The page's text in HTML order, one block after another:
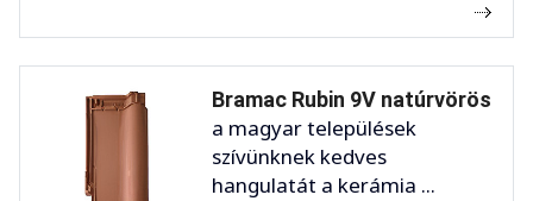
Bramac Rubin 9V natúrvörös
a magyar települések
szívünknek kedves
hangulatát a kerámia ...